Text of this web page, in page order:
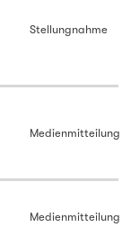
Stellungnahme
Medienmitteilung
Medienmitteilung